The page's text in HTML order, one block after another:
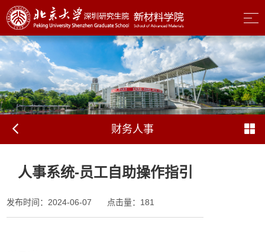
财务人事
人事系统-员工自助操作指引
发布时间：2024-06-07 点击量： 181